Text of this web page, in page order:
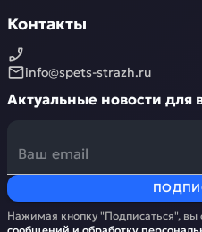
Контакты
info@spets-strazh.ru
Актуальные новости для
Нажимая кнопку "Подписаться", вы